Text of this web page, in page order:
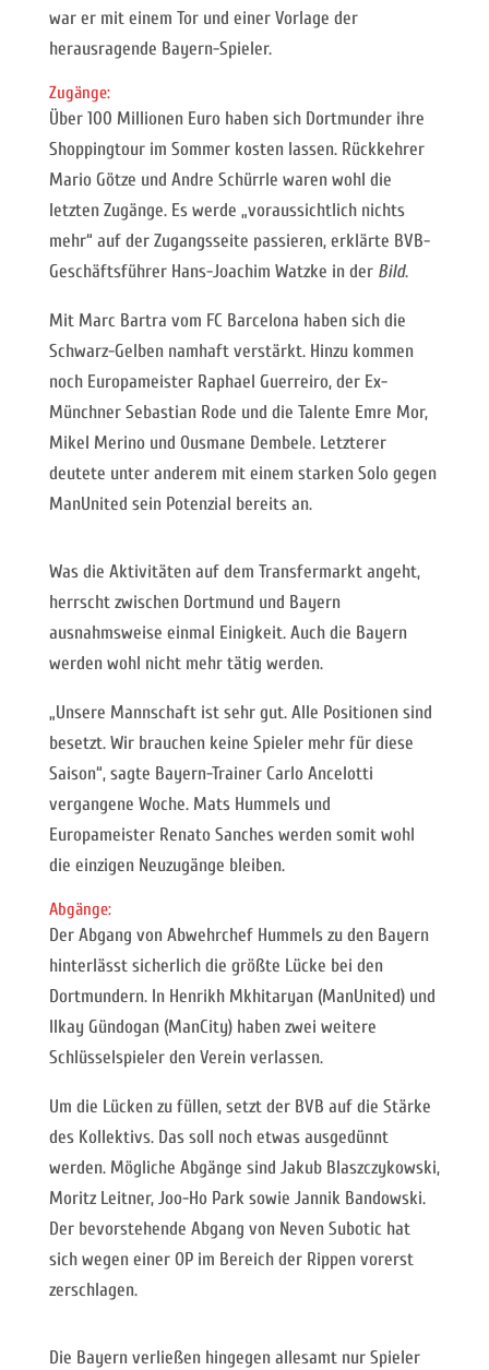
war er mit einem Tor und einer Vorlage der
herausragende Bayern-Spieler.
Zugänge:
Über 100 Millionen Euro haben sich Dortmunder ihre
Shoppingtour im Sommer kosten lassen. Rückkehrer
Mario Götze und Andre Schürrle waren wohl die
letzten Zugänge. Es werde „voraussichtlich nichts
mehr“ auf der Zugangsseite passieren, erklärte BVB-
Geschäftsführer Hans-Joachim Watzke in der Bild.
Mit Marc Bartra vom FC Barcelona haben sich die
Schwarz-Gelben namhaft verstärkt. Hinzu kommen
noch Europameister Raphael Guerreiro, der Ex-
Münchner Sebastian Rode und die Talente Emre Mor,
Mikel Merino und Ousmane Dembele. Letzterer
deutete unter anderem mit einem starken Solo gegen
ManUnited sein Potenzial bereits an.
Was die Aktivitäten auf dem Transfermarkt angeht,
herrscht zwischen Dortmund und Bayern
ausnahmsweise einmal Einigkeit. Auch die Bayern
werden wohl nicht mehr tätig werden.
„Unsere Mannschaft ist sehr gut. Alle Positionen sind
besetzt. Wir brauchen keine Spieler mehr für diese
Saison“, sagte Bayern-Trainer Carlo Ancelotti
vergangene Woche. Mats Hummels und
Europameister Renato Sanches werden somit wohl
die einzigen Neuzugänge bleiben.
Abgänge:
Der Abgang von Abwehrchef Hummels zu den Bayern
hinterlässt sicherlich die größte Lücke bei den
Dortmundern. In Henrikh Mkhitaryan (ManUnited) und
Ilkay Gündogan (ManCity) haben zwei weitere
Schlüsselspieler den Verein verlassen.
Um die Lücken zu füllen, setzt der BVB auf die Stärke
des Kollektivs. Das soll noch etwas ausgedünnt
werden. Mögliche Abgänge sind Jakub Blaszczykowski,
Moritz Leitner, Joo-Ho Park sowie Jannik Bandowski.
Der bevorstehende Abgang von Neven Subotic hat
sich wegen einer OP im Bereich der Rippen vorerst
zerschlagen.
Die Bayern verließen hingegen allesamt nur Spieler